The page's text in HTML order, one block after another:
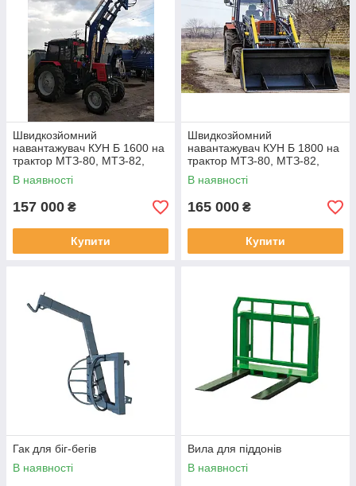
Швидкозйомний
навантажувач КУН Б 1600 на
трактор МТЗ-80, МТЗ-82,
ЮМЗ
В наявності
157 000 ₴
Купити
Швидкозйомний
навантажувач КУН Б 1800 на
трактор МТЗ-80, МТЗ-82,
ЮМЗ
В наявності
165 000 ₴
Купити
Гак для біг-бегів
В наявності
Вила для піддонів
В наявності